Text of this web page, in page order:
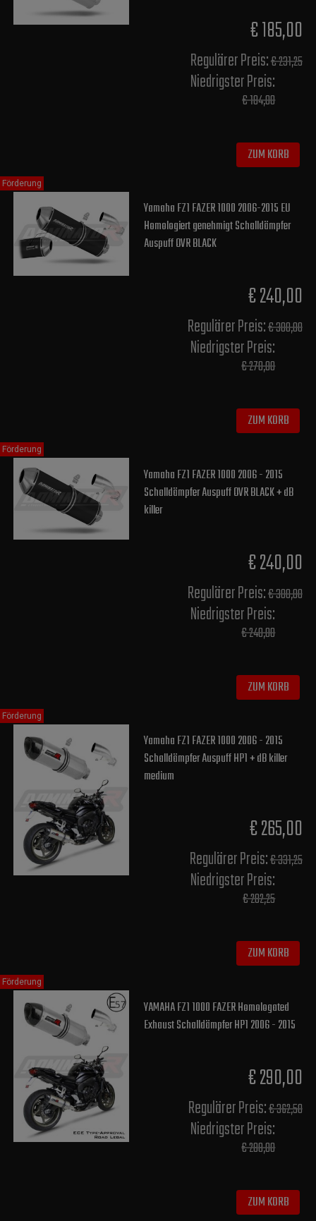
€ 185,00
Regulärer Preis:€ 231,25
Niedrigster Preis:
€ 184,00
ZUM KORB
Yamaha FZ1 FAZER 1000 2006-2015 EU
Homologiert genehmigt Schalldämpfer
Auspuff OVR BLACK
€ 240,00
Regulärer Preis:€ 300,00
Niedrigster Preis:
€ 270,00
ZUM KORB
Förderung
Yamaha FZ1 FAZER 1000 2006 - 2015
Schalldämpfer Auspuff OVR BLACK + dB
killer
€ 240,00
Regulärer Preis:€ 300,00
Niedrigster Preis:
€ 240,00
ZUM KORB
Förderung
Yamaha FZ1 FAZER 1000 2006 - 2015
Schalldämpfer Auspuff HP1 + dB killer
medium
€ 265,00
Regulärer Preis:€ 331,25
Niedrigster Preis:
€ 282,25
ZUM KORB
Förderung
YAMAHA FZ1 1000 FAZER Homologated
Exhaust Schalldämpfer HP1 2006 - 2015
€ 290,00
Regulärer Preis:€ 362,50
Niedrigster Preis:
€ 288,00
ZUM KORB
Förderung